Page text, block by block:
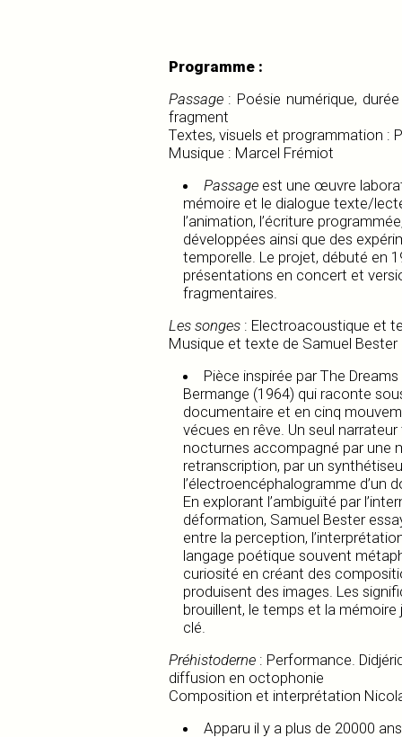
Programme :
Passage : Poésie numérique,
fragment
Textes, visuels et programmation :
Musique : Marcel Frémiot
Passageest une œuvre
mémoire et le dialogue texte/
l’animation, l’écriture
développées ainsi que des
temporelle. Le projet, débuté en
présentations en concert et
fragmentaires.
Les songes: Electroacoustique et
Musique et texte de Samuel Bester
Pièce inspirée par The
Bermange (1964) qui raconte
documentaire et en cinq
vécues en rêve. Un seul
nocturnes accompagné par une
retranscription, par un
l’électroencéphalogramme d’un
En explorant l’ambiguïté par
déformation, Samuel Bester
entre la perception,
langage poétique souvent
curiosité en créant des
produisent des images. Les
brouillent, le temps et la
clé.
Préhistoderne: Performance.
diffusion en octophonie
Composition et interprétation
Apparu il y a plus de 20000